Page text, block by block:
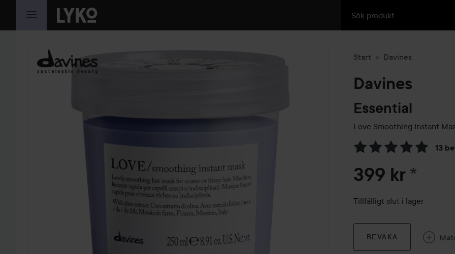
HOPPA TILL INNEHÅLLET
Start Davines
Davines
Essential
Love Smoothing Instant
13
Hoppa till Betyg &
399 kr *
Tillfälligt slut i lager
BEVAKA